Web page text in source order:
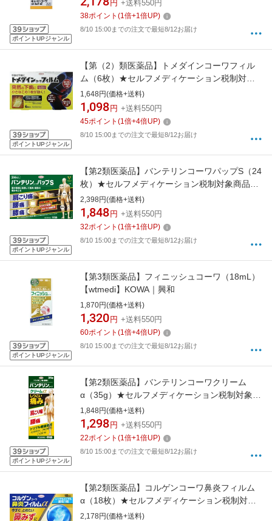
ポイントUPジャンル
円 +送料550円
38ポイント (1倍+1倍UP)
8/10 15:00までの注文で最短8/12お届け
ポイントUPジャンル
【第（2）類医薬品】トメダインコーワフィル
ム（6枚）★セルフメディケーション税制対象
商品KOWA｜興和
1,648円(価格+送料)
1,098 円 +送料550円
45ポイント (1倍+4倍UP)
8/10 15:00までの注文で最短8/12お届け
ポイントUPジャンル
【第2類医薬品】バンテリンコーワパップS（24
枚）★セルフメディケーション税制対象商品
KOWA｜興和
2,398円(価格+送料)
1,848 円 +送料550円
32ポイント (1倍+1倍UP)
8/10 15:00までの注文で最短8/12お届け
ポイントUPジャンル
【第3類医薬品】フィニッシュコーワ（18mL）
【wtmedi】KOWA｜興和
1,870円(価格+送料)
1,320 円 +送料550円
60ポイント (1倍+4倍UP)
8/10 15:00までの注文で最短8/12お届け
ポイントUPジャンル
【第2類医薬品】バンテリンコーワクリーム
α（35g）★セルフメディケーション税制対象商
品KOWA｜興和
1,848円(価格+送料)
1,298 円 +送料550円
22ポイント (1倍+1倍UP)
8/10 15:00までの注文で最短8/12お届け
【第2類医薬品】コルゲンコーワ鼻炎フィルム
α（18枚）★セルフメディケーション税制対象
商品KOWA｜興和
2,178円(価格+送料)